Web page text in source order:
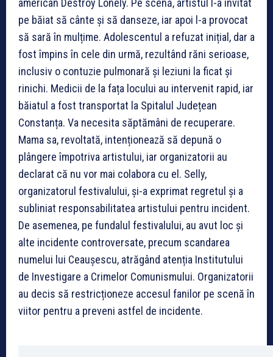
american Destroy Lonely. Pe scenă, artistul l-a invitat
pe băiat să cânte și să danseze, iar apoi l-a provocat
să sară în mulțime. Adolescentul a refuzat inițial, dar a
fost împins în cele din urmă, rezultând răni serioase,
inclusiv o contuzie pulmonară și leziuni la ficat și
rinichi. Medicii de la fața locului au intervenit rapid, iar
băiatul a fost transportat la Spitalul Județean
Constanța. Va necesita săptămâni de recuperare.
Mama sa, revoltată, intenționează să depună o
plângere împotriva artistului, iar organizatorii au
declarat că nu vor mai colabora cu el. Selly,
organizatorul festivalului, și-a exprimat regretul și a
subliniat responsabilitatea artistului pentru incident.
De asemenea, pe fundalul festivalului, au avut loc și
alte incidente controversate, precum scandarea
numelui lui Ceaușescu, atrăgând atenția Institutului
de Investigare a Crimelor Comunismului. Organizatorii
au decis să restricționeze accesul fanilor pe scenă în
viitor pentru a preveni astfel de incidente.